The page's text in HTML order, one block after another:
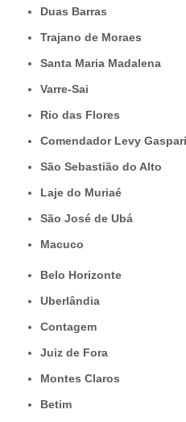
Duas Barras
Trajano de Moraes
Santa Maria Madalena
Varre-Sai
Rio das Flores
Comendador Levy
São Sebastião do Alto
Laje do Muriaé
São José de Ubá
Macuco
Belo Horizonte
Uberlândia
Contagem
Juiz de Fora
Montes Claros
Betim